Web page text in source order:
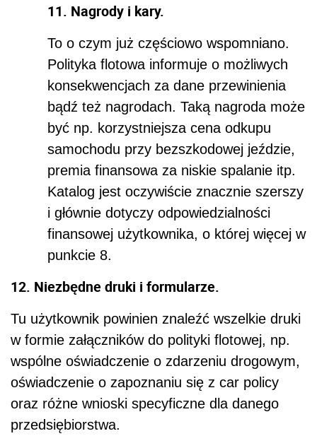
11. Nagrody i kary.
To o czym już częściowo wspomniano.
Polityka flotowa informuje o możliwych
konsekwencjach za dane przewinienia
bądź też nagrodach. Taką nagroda może
być np. korzystniejsza cena odkupu
samochodu przy bezszkodowej jeździe,
premia finansowa za niskie spalanie itp.
Katalog jest oczywiście znacznie szerszy
i głównie dotyczy odpowiedzialności
finansowej użytkownika, o której więcej w
punkcie 8.
12. Niezbędne druki i formularze.
Tu użytkownik powinien znaleźć wszelkie druki
w formie załączników do polityki flotowej, np.
wspólne oświadczenie o zdarzeniu drogowym,
oświadczenie o zapoznaniu się z car policy
oraz różne wnioski specyficzne dla danego
przedsiębiorstwa.